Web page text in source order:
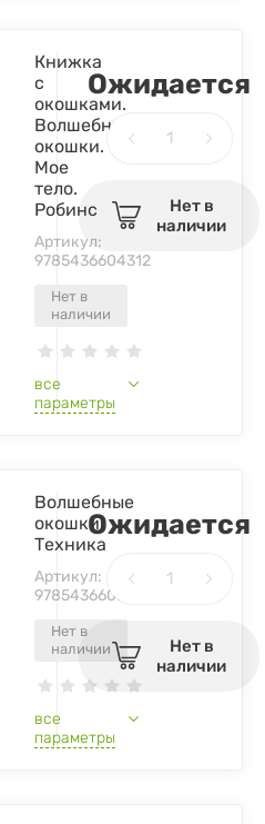
Нет в
наличии
Книжка
с
окошками.
Волшебные
окошки.
Мое
тело.
Робинс
Артикул:
9785436604312
все
параметры
Ожидается
Нет в
наличии
Нет в
наличии
Волшебные
окошки.
Техника
Артикул:
9785436605135
все
параметры
Ожидается
Нет в
наличии